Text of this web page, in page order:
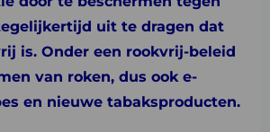
uit te dragen dat
is. Onder een rookvrij-beleid
van roken, dus ook e-
en nieuwe tabaksproducten.